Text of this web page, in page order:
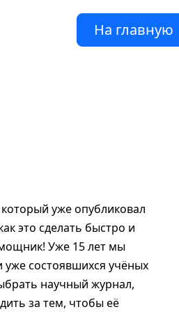
На главную
уже опубликовал
это сделать быстро и
Уже 15 лет мы
уже состоявшихся учёных
научный журнал,
за тем, чтобы её